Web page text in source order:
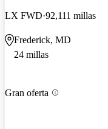
LX FWD 92,111 millas
Frederick, MD
24 millas
Gran oferta